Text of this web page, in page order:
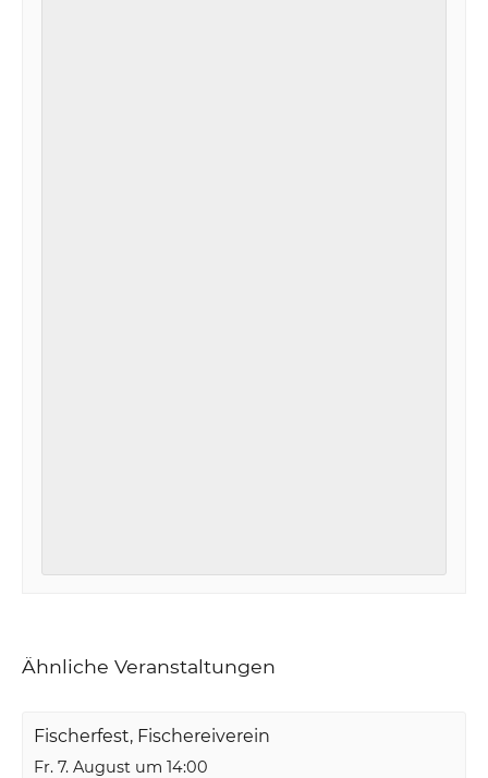
Ähnliche Veranstaltungen
Fischerfest, Fischereiverein
Fr. 7. August um 14:00